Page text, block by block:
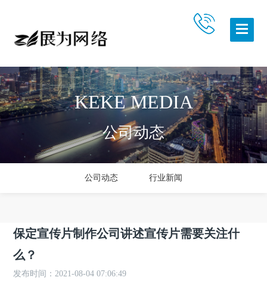
KEKE MEDIA
公司动态
公司动态 行业新闻
保定宣传片制作公司讲述宣传片需要关注什
么？
发布时间：2021-08-04 07:06:49